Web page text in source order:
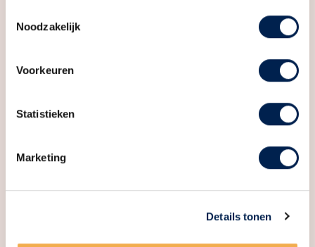
Noodzakelijk
Voorkeuren
Statistieken
Marketing
Details tonen